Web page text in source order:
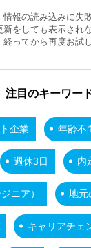
情報の読み込みに失
新をしても表示され
経ってから再度お試
注目のキーワー
企業 年齢不
週休3日 内
ニア） 地元
キャリアチェ